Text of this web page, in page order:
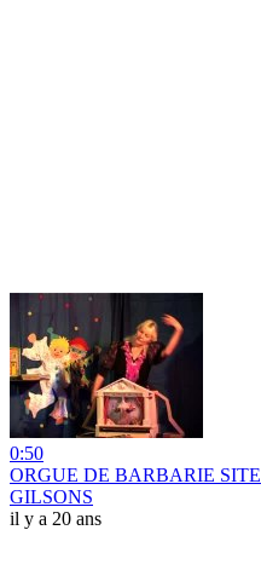
0:50
ORGUE DE BARBARIE SITE
GILSONS
il y a 20 ans